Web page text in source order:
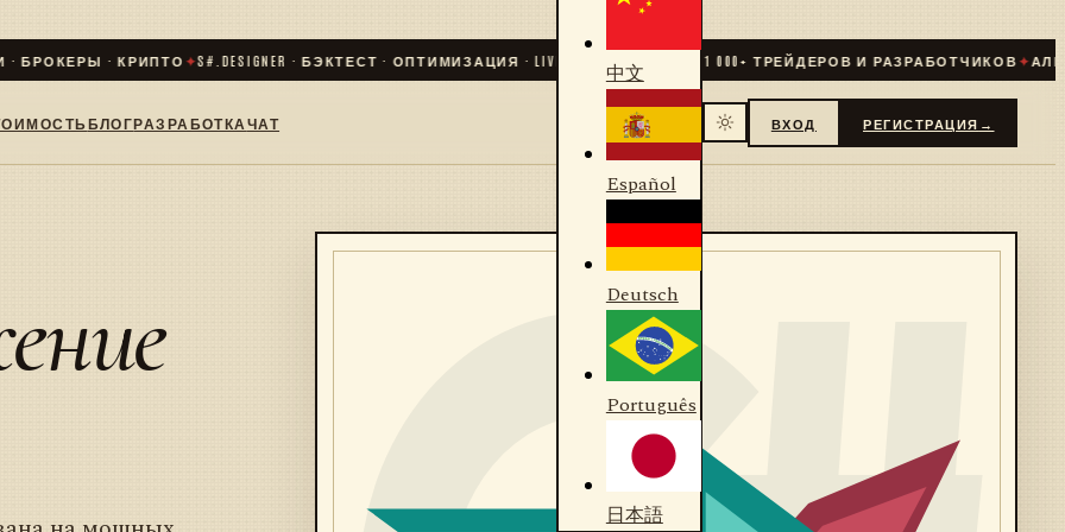
· КРИПТО✦S#.DESIGNER · БЭКТЕСТ · ОПТИМИЗАЦИЯ · LIVE ✦СООБЩЕСТВО 31 000+ ТРЕЙДЕРОВ И РАЗРАБОТЧИКОВ✦
БЛОГРАЗРАБОТКАЧАТ
中文
Español
Deutsch
Português
日本語
ВХОД РЕГИСТРАЦИЯ →